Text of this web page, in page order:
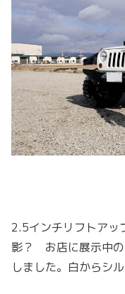
2.5インチリフトアッ
影？ お店に展示中
しました。白からシ